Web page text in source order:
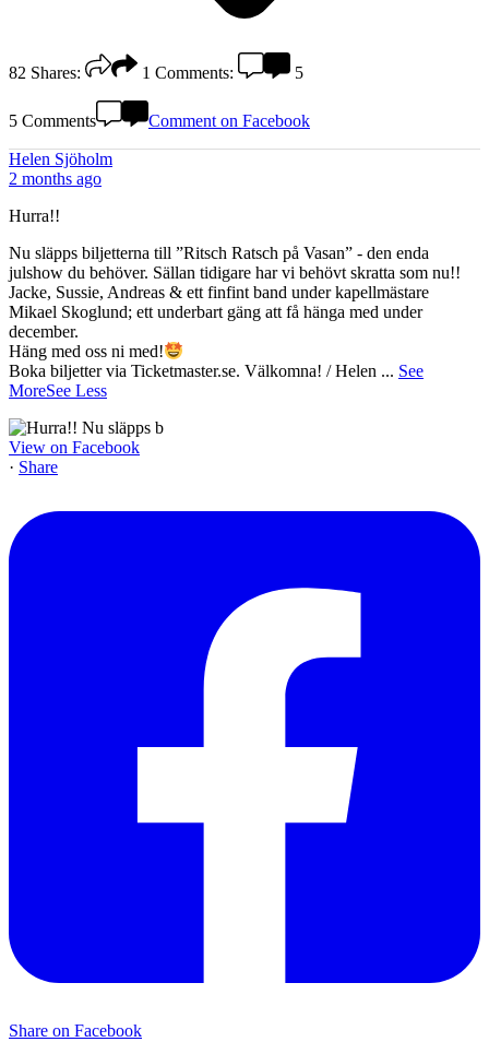
82 Shares: 1 Comments: 5
5 Comments Comment on Facebook
Helen Sjöholm
2 months ago
Hurra!!
Nu släpps biljetterna till ”Ritsch Ratsch på Vasan” - den enda
julshow du behöver. Sällan tidigare har vi behövt skratta som nu!!
Jacke, Sussie, Andreas & ett finfint band under kapellmästare
Mikael Skoglund; ett underbart gäng att få hänga med under
december.
Häng med oss ni med!
Boka biljetter via Ticketmaster.se. Välkomna! / Helen ... See
MoreSee Less
View on Facebook
· Share
Share on Facebook